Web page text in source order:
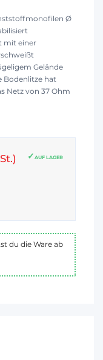
Ø
mit einer
Gelände
Bodenlitze hat
Netz von 37 Ohm
AUF LAGER
du die Ware ab